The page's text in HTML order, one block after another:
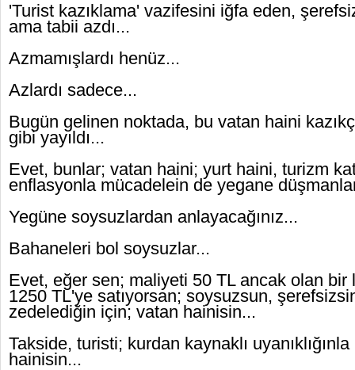
'Turist kazıklama' vazifesini iğfa eden,
ama tabii azdı...
Azmamışlardı henüz...
Azlardı sadece...
Bugün gelinen noktada, bu vatan haini
gibi yayıldı...
Evet, bunlar; vatan haini; yurt haini, turizm
enflasyonla mücadelein de yegane
Yegüne soysuzlardan anlayacağınız...
Bahaneleri bol soysuzlar...
Evet, eğer sen; maliyeti 50 TL ancak olan bir
1250 TL'ye satıyorsan; soysuzsun,
zedelediğin için; vatan hainisin...
Takside, turisti; kurdan kaynaklı
hainisin...